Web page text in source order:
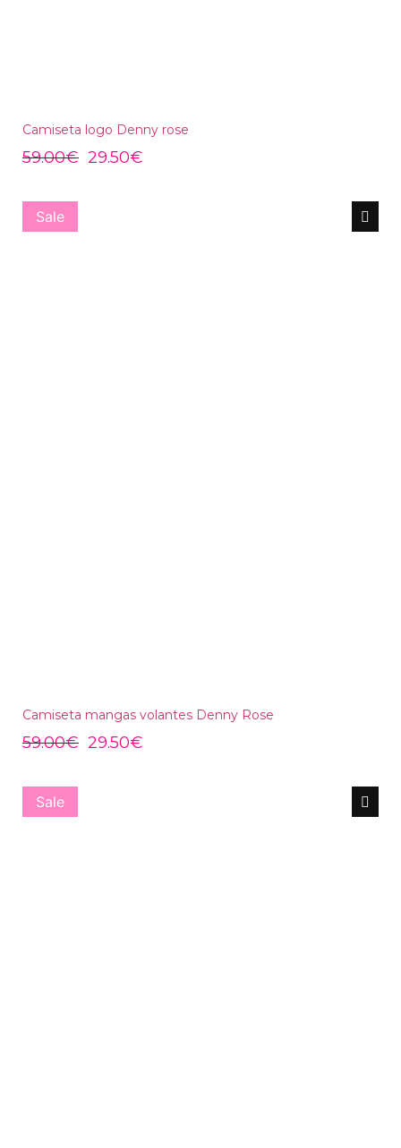
Camiseta logo Denny rose
59.00€ 29.50€
Sale
Camiseta mangas volantes Denny Rose
59.00€ 29.50€
Sale